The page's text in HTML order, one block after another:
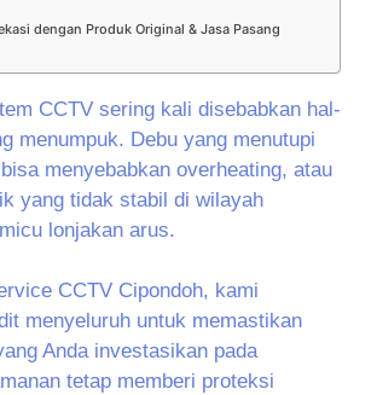
dengan Produk Original & Jasa Pasang
CCTV sering kali disebabkan hal-
menumpuk. Debu yang menutupi
menyebabkan overheating, atau
yang tidak stabil di wilayah
lonjakan arus.
CCTV Cipondoh, kami
menyeluruh untuk memastikan
Anda investasikan pada
tetap memberi proteksi